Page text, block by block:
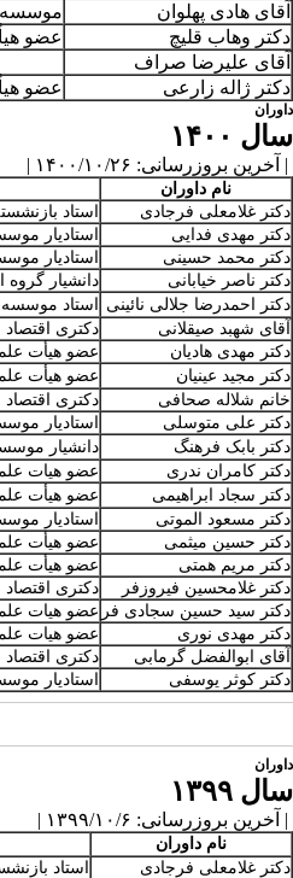
آقای هادی پهلوان
موسسه
دکتر وهاب قلیچ
عضو
آقای علیرضا صراف
دکتر ژاله زارعی
عضو
داوران
سال ۱۴۰۰
| آخرین بروزرسانی: ۱۴۰۰/۱۰/۲۶ |
نام داوران
دکتر غلامعلی فرجادی
استاد
دکتر مهدی فدایی
استادیار
دکتر محمد حسینی
استادیار
دکتر ناصر خیابانی
دانشیار گروه
دکتر احمدرضا جلالی نائینی
استاد
آقای شهبد صیقلانی
دکتری اقتصاد
دکتر مهدی هادیان
عضو هیأت
دکتر مجید عینیان
عضو هیأت
خانم شلاله صحافی
دکتری اقتصاد
دکتر علی متوسلی
استادیار
دکتر بابک فرهنگ
دانشیار
دکتر کامران ندری
عضو هیات
دکتر سجاد ابراهیمی
عضو هیأت
دکتر مسعود الموتی
استادیار
دکتر حسین میثمی
عضو هیأت
دکتر مریم همتی
عضو هیأت
دکتر غلامحسین فیروزفر
دکتری اقتصاد
دکتر سید حسین سجادی فر عضو هیات
دکتر مهدی نوری
عضو هیات
آقای ابوالفضل گرمابی
دکتری اقتصاد
دکتر کوثر یوسفی
استادیار
داوران
سال ۱۳۹۹
| آخرین بروزرسانی: ۱۳۹۹/۱۰/۶ |
نام داوران
دکتر غلامعلی فرجادی استاد